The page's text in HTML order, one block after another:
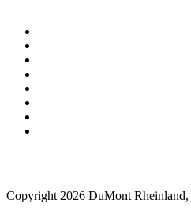
Copyright 2026 DuMont